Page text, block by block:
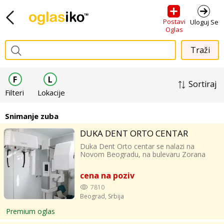
Postavi
Oglas
Uloguj Se
Sortiraj
F
Filteri
L
Lokacije
Snimanje zuba
DUKA DENT ORTO CENTAR
Duka Dent Orto centar se nalazi na
Novom Beogradu, na bulevaru Zorana
decenije. Koristeći savremene uređaje sa
minornom dozom zračenja pružamo
usluge snimanja zuba, vilica, sinusa kao i
kompletne glave. Vlasnica Dr Maja Bjelica
je predanim i kvalitetnim radom zadobila
Duka Dent centru ćete za veoma kratko
cena na poziv
7810
Beograd, Srbija
Premium oglas